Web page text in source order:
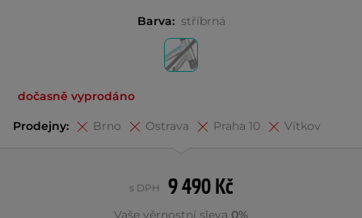
Barva: stříbrná
dočasně vyprodáno
Prodejny: Brno Ostrava Praha 10 Vítkov
9 490 Kč
s DPH
Vaše věrnostní sleva 0%